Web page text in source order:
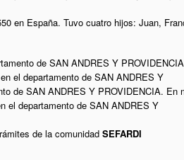
en España. Tuvo cuatro hijos: Juan,
de SAN ANDRES Y
en el departamento de SAN ANDRES Y
de SAN ANDRES Y PROVIDENCIA. En
el departamento de SAN ANDRES Y
de la comunidad SEFARDI